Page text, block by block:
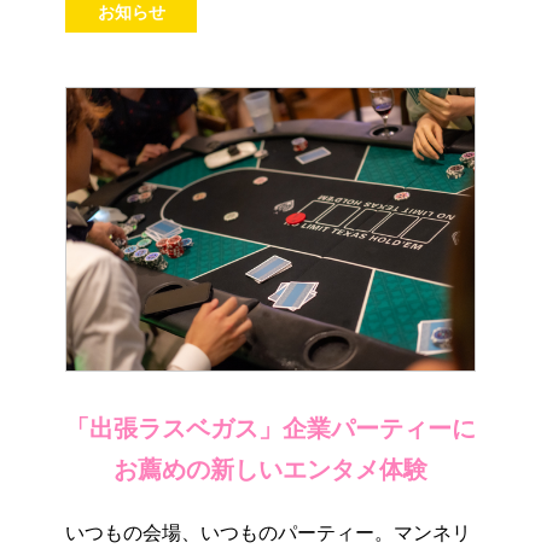
お知らせ
「出張ラスベガス」企業パーティーに
お薦めの新しいエンタメ体験
いつもの会場、いつものパーティー。マンネリ